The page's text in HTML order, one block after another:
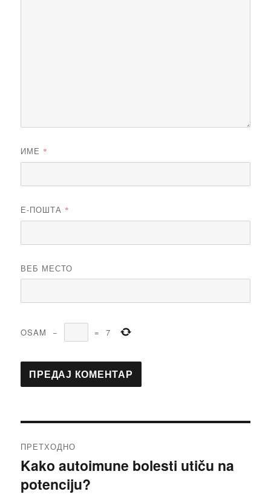
ИМЕ *
Е-ПОШТА *
ВЕБ МЕСТО
OSAM − = 7
чланка
ПРЕТХОДНО
Претходни
чланак:
Kako autoimune bolesti utiču na
potenciju?